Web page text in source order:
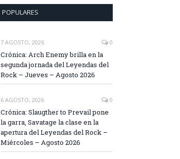
POPULARES
7 AGOSTO, 2026 0
Crónica: Arch Enemy brilla en la
segunda jornada del Leyendas del
Rock – Jueves – Agosto 2026
6 AGOSTO, 2026 0
Crónica: Slaugther to Prevail pone
la garra, Savatage la clase en la
apertura del Leyendas del Rock –
Miércoles – Agosto 2026